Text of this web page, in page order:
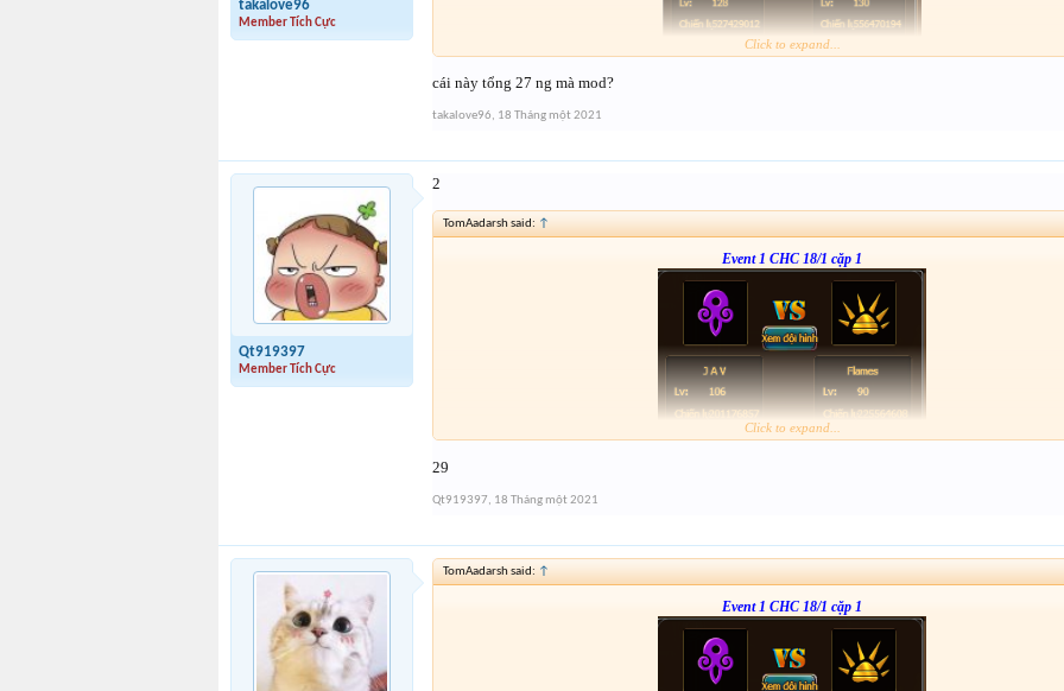
takalove96
Member Tích Cực
lệch 0
lệch 0 muộn
lệch 1
Click to expand...
cái này tổng 27 ng mà mod?
takalove96, 18 Tháng một 2021
Qt919397
Member Tích Cực
2
TomAadarsh said: ↑
Event 1 CHC 18/1 cặp 1
Click to expand...
29
Qt919397, 18 Tháng một 2021
TomAadarsh said: ↑
Event 1 CHC 18/1 cặp 1